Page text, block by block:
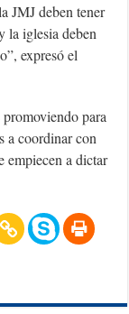
JMJ deben tener
iglesia deben
expresó el
para
a coordinar con
empiecen a dictar